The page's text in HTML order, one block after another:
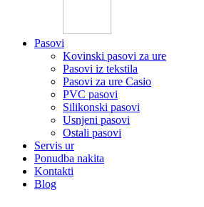
Pasovi
Kovinski pasovi za ure
Pasovi iz tekstila
Pasovi za ure Casio
PVC pasovi
Silikonski pasovi
Usnjeni pasovi
Ostali pasovi
Servis ur
Ponudba nakita
Kontakti
Blog